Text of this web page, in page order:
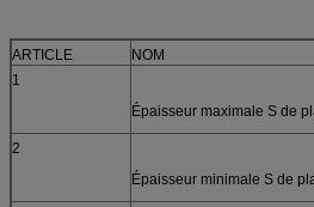
ARTICLE NOM
1
Épaisseur maximale S de
2
Épaisseur minimale S de